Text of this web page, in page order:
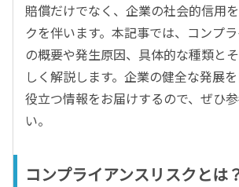
データ分析／BI
ガバナンス／リスク管理
BPR／業務改善
賠償だけでなく、企業の社会的信用
クを伴います。本記事では、コンプ
の概要や発生原因、具体的な種類と
しく解説します。企業の健全な発展
役立つ情報をお届けするので、ぜひ
い。
コンプライアンスリスクとは